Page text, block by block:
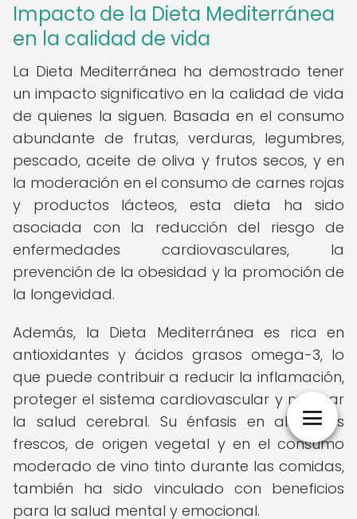
Impacto de la Dieta Mediterránea
en la calidad de vida
La Dieta Mediterránea ha demostrado tener
un impacto significativo en la calidad de vida
de quienes la siguen. Basada en el consumo
abundante de frutas, verduras, legumbres,
pescado, aceite de oliva y frutos secos, y en
la moderación en el consumo de carnes rojas
y productos lácteos, esta dieta ha sido
asociada con la reducción del riesgo de
enfermedades cardiovasculares, la
prevención de la obesidad y la promoción de
la longevidad.
Además, la Dieta Mediterránea es rica en
antioxidantes y ácidos grasos omega-3, lo
que puede contribuir a reducir la inflamación,
proteger el sistema cardiovascular y mejorar
la salud cerebral. Su énfasis en alimentos
frescos, de origen vegetal y en el consumo
moderado de vino tinto durante las comidas,
también ha sido vinculado con beneficios
para la salud mental y emocional.